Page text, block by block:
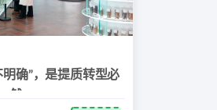
明确”，是提质转型必